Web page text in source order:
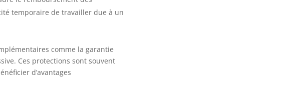
temporaire de travailler due à un
comme la garantie
Ces protections sont souvent
d’avantages